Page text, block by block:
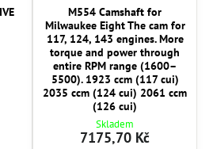
M554 Camshaft for
Milwaukee Eight The cam for
117, 124, 143 engines. More
torque and power through
entire RPM range (1600–
5500). 1923 ccm (117 cui)
2035 ccm (124 cui) 2061 ccm
(126 cui)
Skladem
7175,70 Kč